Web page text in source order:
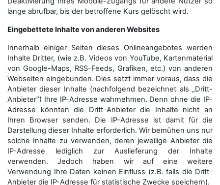
lange abrufbar, bis der betroffene Kurs gelöscht wird.
Eingebettete Inhalte von anderen Websites
Innerhalb einiger Seiten dieses Onlineangebotes werden
Inhalte Dritter, (wie z.B. Videos von YouTube, Kartenmaterial
von Google-Maps, RSS-Feeds, Grafiken, etc.) von anderen
Webseiten eingebunden. Dies setzt immer voraus, dass die
Anbieter dieser Inhalte (nachfolgend bezeichnet als „Dritt-
Anbieter“) Ihre IP-Adresse wahrnehmen. Denn ohne die IP-
Adresse könnten die Dritt-Anbieter die Inhalte nicht an
Ihren Browser senden. Die IP-Adresse ist damit für die
Darstellung dieser Inhalte erforderlich. Wir bemühen uns nur
solche Inhalte zu verwenden, deren jeweilige Anbieter die
IP-Adresse lediglich zur Auslieferung der Inhalte
verwenden. Jedoch haben wir auf eine weitere
Verwendung Ihre Daten keinen Einfluss (z.B. falls die Dritt-
Anbieter die IP-Adresse für statistische Zwecke speichern).